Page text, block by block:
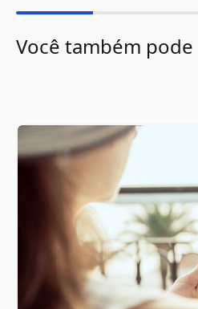
Você também